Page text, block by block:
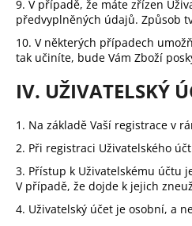
9. V případě, že máte zřízen
předvyplněných údajů. Způsob
10. V některých případech
tak učiníte, bude Vám Zboží
IV. UŽIVATELSKÝ
1. Na základě Vaší registrace v
2. Při registraci Uživatelského
3. Přístup k Uživatelskému účtu
V případě, že dojde k jejich
4. Uživatelský účet je osobní, a